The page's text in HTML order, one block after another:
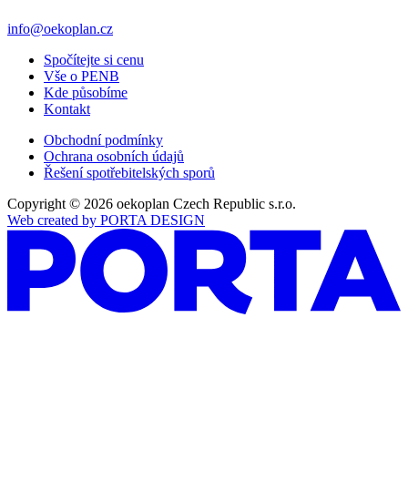
info@oekoplan.cz
Spočítejte si cenu
Vše o PENB
Kde působíme
Kontakt
Obchodní podmínky
Ochrana osobních údajů
Řešení spotřebitelských sporů
Copyright © 2026 oekoplan Czech Republic s.r.o.
Web created by PORTA DESIGN